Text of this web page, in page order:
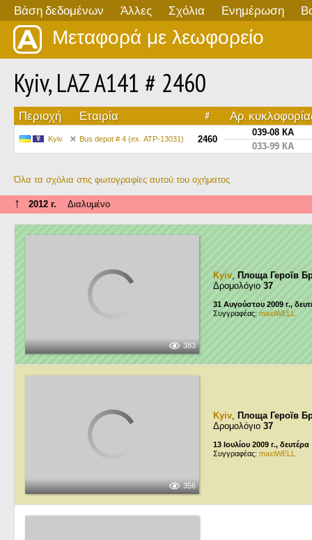
Βάση δεδομένων Άλλες Σχόλια Ενημέρωση
Μεταφορά με λεωφορείο
Kyiv, LAZ A141 # 2460
Περιοχή Εταιρία # Αρ.
Kyiv Bus depot # 4 (ех. АТР-13031) 2460
039-08 КА
033-99 КА
Όλα τα σχόλια στις φωτογραφίες αυτού του οχήματος
↑ 2012 г. Διαλυμένο
383
Kyiv, Площа Героїв
Δρομολόγιο 37
31 Αυγούστου 2009 г.,
Συγγραφέας: maxiWELL
356
Kyiv, Площа Героїв
Δρομολόγιο 37
13 Ιουλίου 2009 г., δευτέρα
Συγγραφέας: maxiWELL